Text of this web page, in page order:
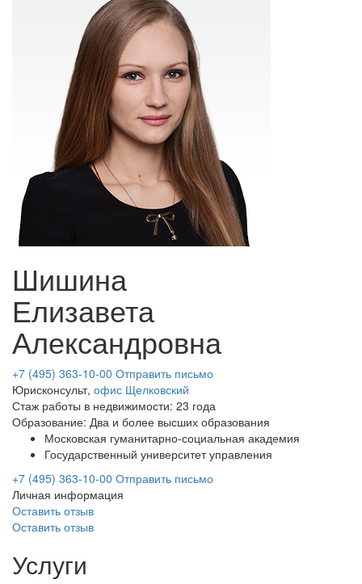
Шишина
Елизавета
Александровна
+7 (495) 363-10-00 Отправить письмо
Юрисконсульт, офис Щелковский
Стаж работы в недвижимости: 23 года
Образование: Два и более высших образования
Московская гуманитарно-социальная академия
Государственный университет управления
+7 (495) 363-10-00 Отправить письмо
Личная информация
Оставить отзыв
Оставить отзыв
Услуги